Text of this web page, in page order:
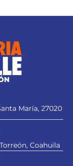
María, 27020
Coahuila